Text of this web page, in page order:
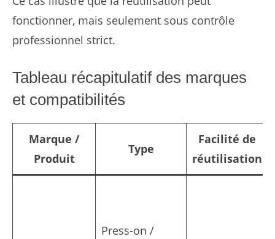
fonctionner, mais seulement sous contrôle
professionnel strict.
Tableau récapitulatif des marques
et compatibilités
Marque /
Produit
Type
Facilité de
réutilisation
Press-on /